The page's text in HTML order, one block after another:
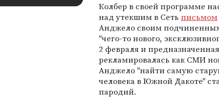
Колбер в своей программе
над утекшим в Сеть письмом
Анджело своим
"чего-то нового,
2 февраля и
рекламировалась как СМИ
Анджело "найти самую
человека в Южной Дакоте"
пародий.